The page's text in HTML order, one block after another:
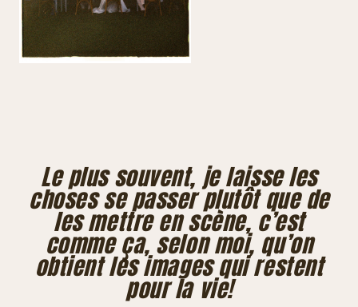
Le plus souvent, je laisse les
choses se passer plutôt que de
les mettre en scène, c’est
comme ça, selon moi, qu’on
obtient les images qui restent
pour la vie!